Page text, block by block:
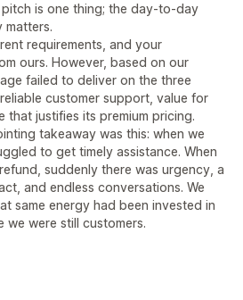
pitch is one thing; the day-to-day
matters.
requirements, and your
ours. However, based on our
failed to deliver on the three
customer support, value for
that justifies its premium pricing.
takeaway was this: when we
to get timely assistance. When
suddenly there was urgency, a
and endless conversations. We
same energy had been invested in
we were still customers.